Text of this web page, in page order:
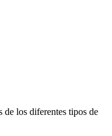
de los diferentes tipos de